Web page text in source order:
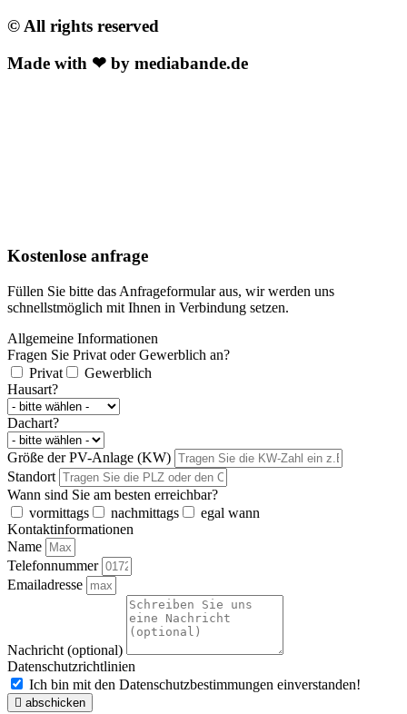
© All rights reserved
Made with ❤ by mediabande.de
Kostenlose anfrage
Füllen Sie bitte das Anfrageformular aus, wir werden uns
schnellstmöglich mit Ihnen in Verbindung setzen.
Allgemeine Informationen
Fragen Sie Privat oder Gewerblich an?
Privat
Gewerblich
Hausart?
Dachart?
Größe der PV-Anlage (KW)
Standort
Wann sind Sie am besten erreichbar?
vormittags
nachmittags
egal wann
Kontaktinformationen
Name
Telefonnummer
Emailadresse
Nachricht (optional)
Datenschutzrichtlinien
Ich bin mit den Datenschutzbestimmungen einverstanden!
abschicken